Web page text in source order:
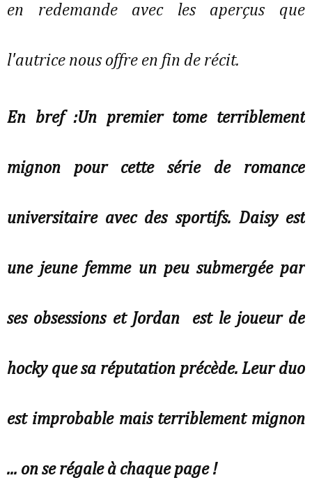
en redemande avec les aperçus que
l'autrice nous offre en fin de récit.
En bref :Un premier tome terriblement
mignon pour cette série de romance
universitaire avec des sportifs. Daisy est
une jeune femme un peu submergée par
ses obsessions et Jordan est le joueur de
hocky que sa réputation précède. Leur duo
est improbable mais terriblement mignon
... on se régale à chaque page !